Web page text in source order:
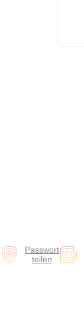
Passwort
teilen